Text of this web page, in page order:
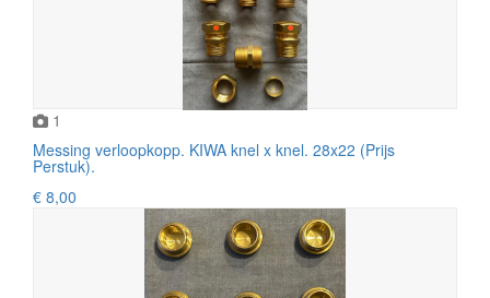
1
Messing verloopkopp. KIWA knel x knel. 28x22 (Prijs
Perstuk).
€ 8,00